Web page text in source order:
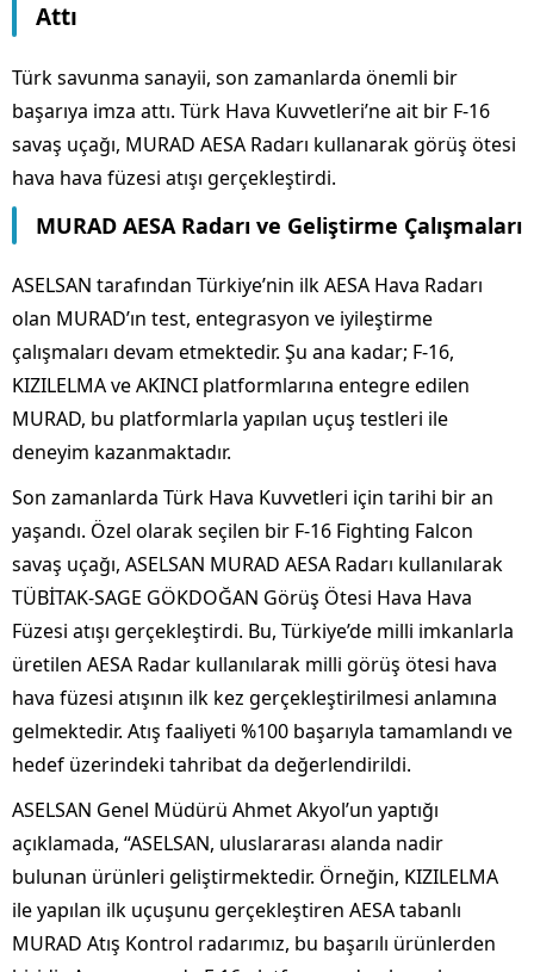
Attı
Türk savunma sanayii, son zamanlarda önemli bir
başarıya imza attı. Türk Hava Kuvvetleri’ne ait bir F-16
savaş uçağı, MURAD AESA Radarı kullanarak görüş ötesi
hava hava füzesi atışı gerçekleştirdi.
MURAD AESA Radarı ve Geliştirme Çalışmaları
ASELSAN tarafından Türkiye’nin ilk AESA Hava Radarı
olan MURAD’ın test, entegrasyon ve iyileştirme
çalışmaları devam etmektedir. Şu ana kadar; F-16,
KIZILELMA ve AKINCI platformlarına entegre edilen
MURAD, bu platformlarla yapılan uçuş testleri ile
deneyim kazanmaktadır.
Son zamanlarda Türk Hava Kuvvetleri için tarihi bir an
yaşandı. Özel olarak seçilen bir F-16 Fighting Falcon
savaş uçağı, ASELSAN MURAD AESA Radarı kullanılarak
TÜBİTAK-SAGE GÖKDOĞAN Görüş Ötesi Hava Hava
Füzesi atışı gerçekleştirdi. Bu, Türkiye’de milli imkanlarla
üretilen AESA Radar kullanılarak milli görüş ötesi hava
hava füzesi atışının ilk kez gerçekleştirilmesi anlamına
gelmektedir. Atış faaliyeti %100 başarıyla tamamlandı ve
hedef üzerindeki tahribat da değerlendirildi.
ASELSAN Genel Müdürü Ahmet Akyol’un yaptığı
açıklamada, “ASELSAN, uluslararası alanda nadir
bulunan ürünleri geliştirmektedir. Örneğin, KIZILELMA
ile yapılan ilk uçuşunu gerçekleştiren AESA tabanlı
MURAD Atış Kontrol radarımız, bu başarılı ürünlerden